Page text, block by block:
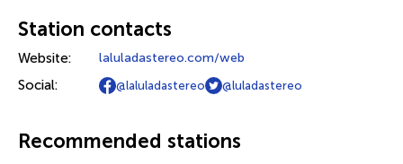
Station contacts
Website: laluladastereo.com/web
Social: @laluladastereo @luladastereo
Recommended stations